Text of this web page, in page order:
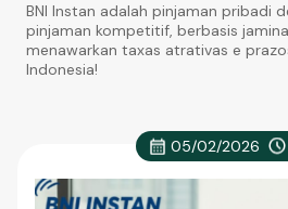
BNI Instan adalah pinjaman pribadi
pinjaman kompetitif, berbasis
menawarkan taxas atrativas e
Indonesia!
05/02/2026